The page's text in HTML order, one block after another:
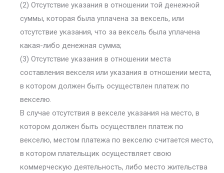
(2) Отсутствие указания в отношении той денежной
суммы, которая была уплачена за вексель, или
отсутствие указания, что за вексель была уплачена
какая-либо денежная сумма;
(3) Отсутствие указания в отношении места
составления векселя или указания в отношении места,
в котором должен быть осуществлен платеж по
векселю.
В случае отсутствия в векселе указания на место, в
котором должен быть осуществлен платеж по
векселю, местом платежа по векселю считается место,
в котором плательщик осуществляет свою
коммерческую деятельность, либо место жительства